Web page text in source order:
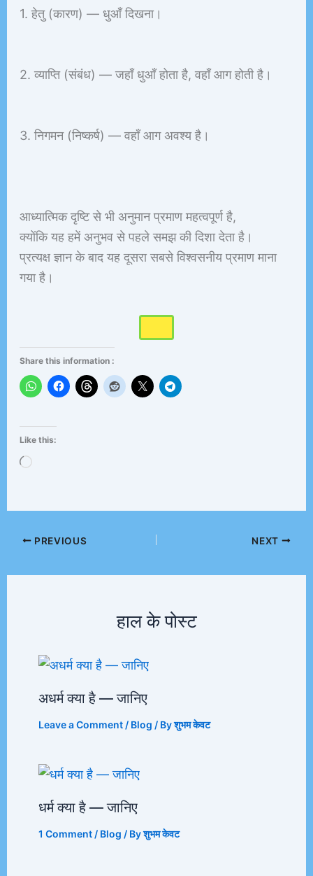
1. हेतु (कारण) — धुआँ दिखना।
2. व्याप्ति (संबंध) — जहाँ धुआँ होता है, वहाँ आग होती है।
3. निगमन (निष्कर्ष) — वहाँ आग अवश्य है।
आध्यात्मिक दृष्टि से भी अनुमान प्रमाण महत्वपूर्ण है,
क्योंकि यह हमें अनुभव से पहले समझ की दिशा देता है।
प्रत्यक्ष ज्ञान के बाद यह दूसरा सबसे विश्वसनीय प्रमाण माना
गया है।
Share this information :
Like this:
Loading…
PREVIOUS NEXT
हाल के पोस्ट
अधर्म क्या है — जानिए
Leave a Comment / Blog / Byशुभम केवट
धर्म क्या है — जानिए
1 Comment / Blog / Byशुभम केवट